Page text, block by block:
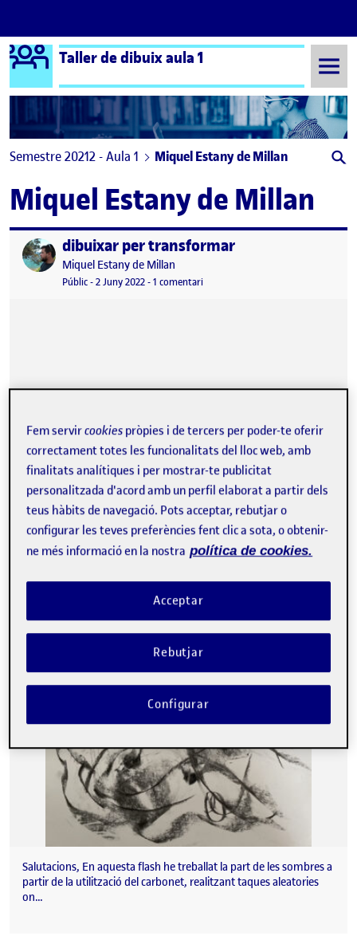
Saltar al contingut
Logo Ágora
Taller de dibuix aula 1
Semestre 20212 - Aula 1 Miquel Estany de Millan
Miquel Estany de Millan
Publicat perdibuixar per transformar
Publicat per
Miquel Estany de Millan
Visibilitat:
Públic-Data de publicació
2 Juny 2022-1 comentaria dibuixar per transformar
Salutacions, A continuació deixo l’esquema utilitzat per a la
elaboració del fanzine. He escollit la temàtica de la igualtat de
gènere. Respecte…
La consciència de l’experimentació
Data de publicació
- comentari
Salutacions, En aquesta flash he treballat la part de les sombres a
partir de la utilització del carbonet, realitzant taques aleatories
on…
Fem servircookies pròpies i de tercers per poder-te oferir
correctament totes les funcionalitats del lloc web, amb
finalitats analítiques i per mostrar-te publicitat
personalitzada d'acord amb un perfil elaborat a partir dels
teus hàbits de navegació. Pots acceptar, rebutjar o
configurar les teves preferències fent clic a sota, o obtenir-
ne més informació en la nostra política de cookies.
Rebutjar
Acceptar
Configurar